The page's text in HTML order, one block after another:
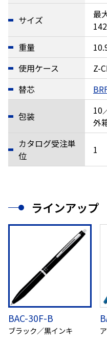
サイズ
最
重量
使用ケース
Z-
替芯
包装
10
外
カタログ受注単
位
1
ラインアップ
BAC-30F-B
ブラック／黒インキ